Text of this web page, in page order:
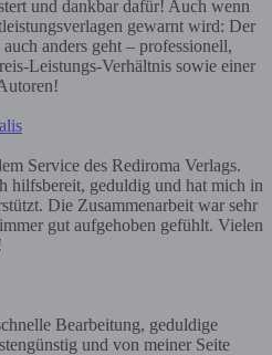
und dankbar dafür! Auch wenn
gewarnt wird: Der
anders geht – professionell,
Leistungs-Verhältnis sowie einer
Service des Rediroma Verlags.
hilfsbereit, geduldig und hat mich in
Die Zusammenarbeit war sehr
gut aufgehoben gefühlt. Vielen
Bearbeitung, geduldige
und von meiner Seite